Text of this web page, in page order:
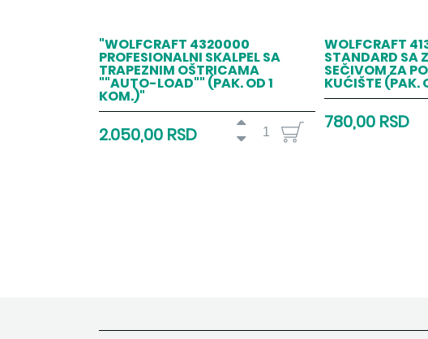
"WOLFCRAFT 4320000
PROFESIONALNI SKALPEL SA
TRAPEZNIM OŠTRICAMA
""AUTO-LOAD"" (PAK. OD 1
KOM.)"
2.050,00 RSD
WOLFCRAFT
STANDARD SA
SEČIVOM ZA
KUĆIŠTE (PAK.
780,00 RSD